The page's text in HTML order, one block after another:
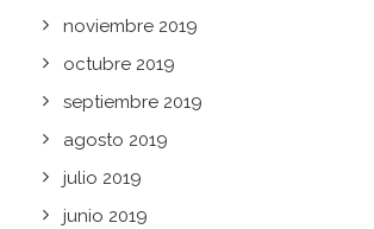
noviembre 2019
octubre 2019
septiembre 2019
agosto 2019
julio 2019
junio 2019